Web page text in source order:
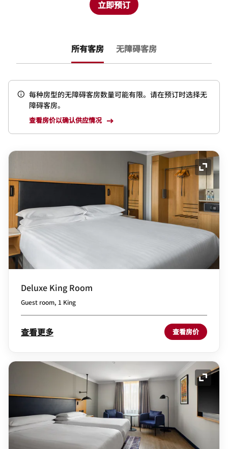
立即预订
所有客房 无障碍客房
每种房型的无障碍客房数量可能有限。请在预订时选择无
障碍客房。
查看房价以确认供应情况
展开
Deluxe King Room
Guest room, 1 King
查看更多 查看房价
展开